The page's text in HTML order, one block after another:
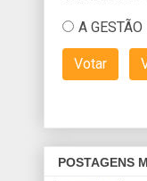
POSTAGENS